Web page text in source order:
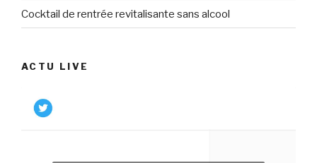
Cocktail de rentrée revitalisante sans alcool
ACTU LIVE